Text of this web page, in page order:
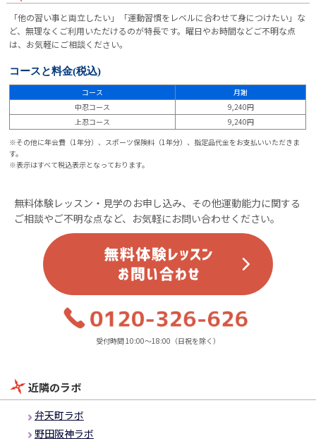
「他の習い事と両立したい」「運動習慣をレベルに合わせて身につけたい」な
ど、無理なくご利用いただけるのが特長です。曜日やお時間などご不明な点
は、お気軽にご相談ください。
コースと料金(税込)
コース
月謝
中忍コース
9,240円
上忍コース
9,240円
※その他に年会費（1年分）、スポーツ保険料（1年分）、指定品代金をお支払いいただきま
す。
※表示はすべて税込表示となっております。
無料体験レッスン・見学のお申し込み、その他運動能力に関する
ご相談やご不明な点など、お気軽にお問い合わせください。
受付時間 10:00～18:00（日祝を除く）
近隣のラボ
弁天町ラボ
野田阪神ラボ